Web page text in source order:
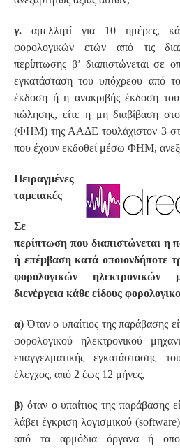
γ. αμελλητί για 10 ημέρες,
φορολογικών ετών από τις
περίπτωσης β’ διαπιστώνεται σε
εγκατάσταση του υπόχρεου από
έκδοση ή η ανακριβής έκδοση
πώλησης, είτε η μη διαβίβαση
(ΦΗΜ) της ΑΑΔΕ τουλάχιστον 3
που έχουν εκδοθεί μέσω ΦΗΜ,
Πειραγμένες
ταμειακές
Σε
περίπτωση που διαπιστώνεται η
ή επέμβαση κατά οποιονδήποτε
φορολογικών
διενέργεια κάθε είδους
α) Όταν ο υπαίτιος της παράβασης
φορολογικού ηλεκτρονικού
επαγγελματικής εγκατάστασης
έλεγχος, από 2 έως 12 μήνες,
β) όταν ο υπαίτιος της παράβασης
λάβει έγκριση λογισμικού
από τα αρμόδια όργανα ή